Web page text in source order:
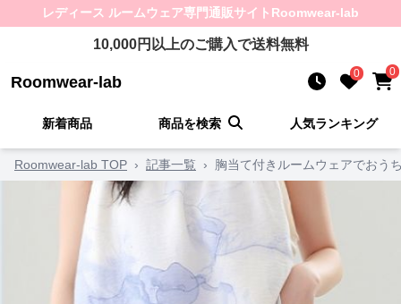
レディース ルームウェア専門通販サイト Roomwear-lab
10,000円以上のご購入で送料無料
Roomwear-lab 0 0
新着商品 商品を検索 人気ランキング
Roomwear-lab TOP › 記事一覧 › 胸当て付きルームウェアでおう